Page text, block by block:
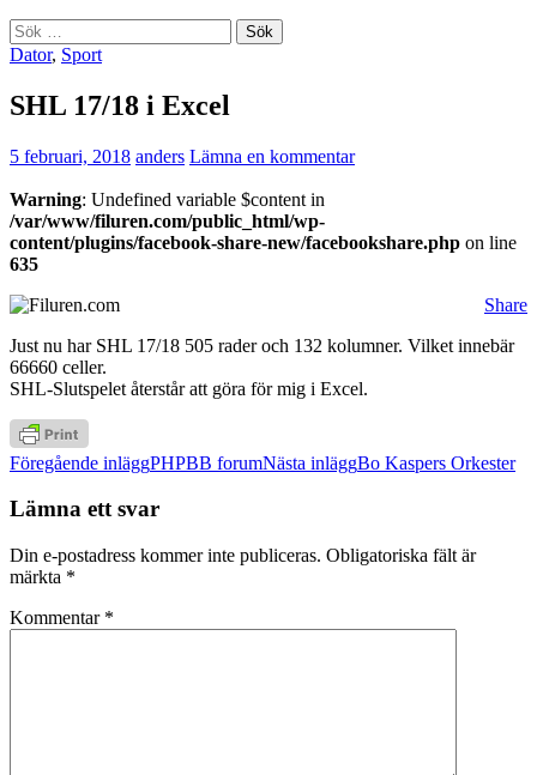
Sök
efter:
Dator, Sport
SHL 17/18 i Excel
5 februari, 2018 anders Lämna en kommentar
Warning: Undefined variable $content in
/var/www/filuren.com/public_html/wp-
content/plugins/facebook-share-new/facebookshare.php on line
635
Share
Just nu har SHL 17/18 505 rader och 132 kolumner. Vilket innebär
66660 celler.
SHL-Slutspelet återstår att göra för mig i Excel.
Inläggsnavigering
Föregående inläggPHPBB forumNästa inläggBo Kaspers Orkester
Lämna ett svar
Din e-postadress kommer inte publiceras. Obligatoriska fält är
märkta *
Kommentar *